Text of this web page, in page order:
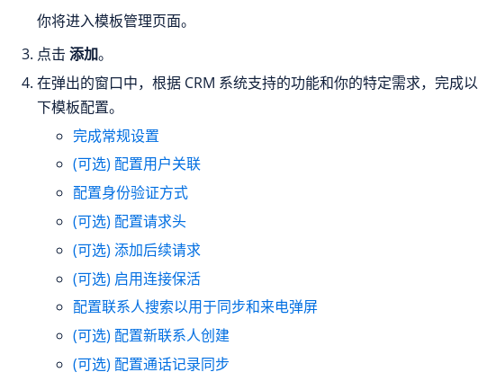
你将进入模板管理页面。
点击 添加。
在弹出的窗口中，根据 CRM 系统支持的功能和你的特定需求，完成以
下模板配置。
完成常规设置
(可选) 配置用户关联
配置身份验证方式
(可选) 配置请求头
(可选) 添加后续请求
(可选) 启用连接保活
配置联系人搜索以用于同步和来电弹屏
(可选) 配置新联系人创建
(可选) 配置通话记录同步